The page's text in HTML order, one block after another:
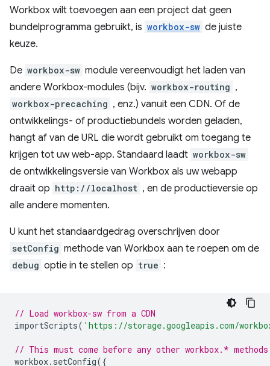
Workbox wilt toevoegen aan een project dat geen
bundelprogramma gebruikt, is workbox-sw de juiste
keuze.
De workbox-sw module vereenvoudigt het laden van
andere Workbox-modules (bijv. workbox-routing ,
workbox-precaching , enz.) vanuit een CDN. Of de
ontwikkelings- of productiebundels worden geladen,
hangt af van de URL die wordt gebruikt om toegang te
krijgen tot uw web-app. Standaard laadt workbox-sw
de ontwikkelingsversie van Workbox als uw webapp
draait op http://localhost , en de productieversie op
alle andere momenten.
U kunt het standaardgedrag overschrijven door
setConfig methode van Workbox aan te roepen om de
debug optie in te stellen op true :
// Load workbox-sw from a CDN
importScripts( 'https://storage.googleapis.com/
// This must come before any other workbox.*
workbox. setConfig({